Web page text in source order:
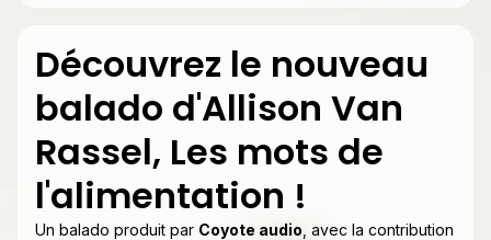
Découvrez le nouveau
balado d'Allison Van
Rassel, Les mots de
l'alimentation !​
Un balado produit par Coyote audio , avec la contribution